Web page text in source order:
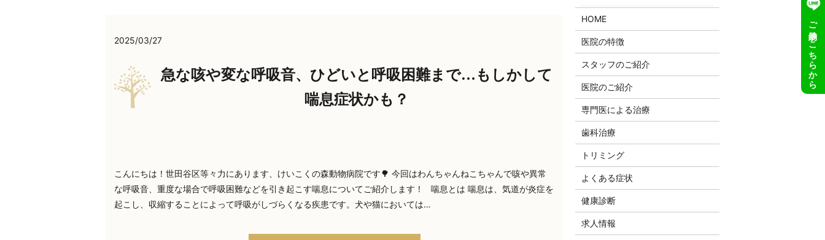
2025/03/27
急な咳や変な呼吸音、ひどいと呼吸困難まで…もしかして
喘息症状かも？
こんにちは！世田谷区等々力にあります、けいこくの森動物病院です🌳 今回はわんちゃんねこちゃんで咳や異常
な呼吸音、重度な場合で呼吸困難などを引き起こす喘息についてご紹介します！ 喘息とは 喘息は、気道が炎症を
起こし、収縮することによって呼吸がしづらくなる疾患です。犬や猫においては…
HOME
医院の特徴
スタッフのご紹介
医院のご紹介
専門医による治療
歯科治療
トリミング
よくある症状
健康診断
求人情報
ご予約はこちらから